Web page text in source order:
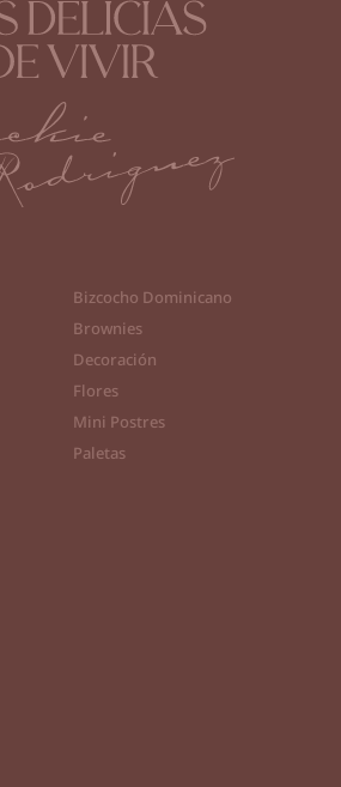
Bizcocho Dominicano
Brownies
Decoración
Flores
Mini Postres
Paletas